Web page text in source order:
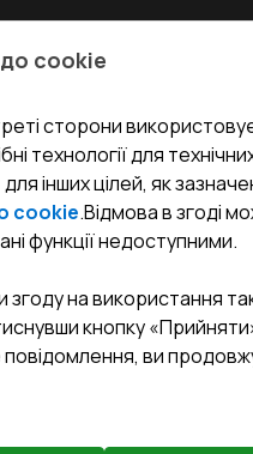
вікна
оферти
м. Вінниця, вул. Келецька
cookie
сторони
технології для
інших цілей, як
cookie.Відмова в згоді
функції недоступними.
на використання
кнопку
ви